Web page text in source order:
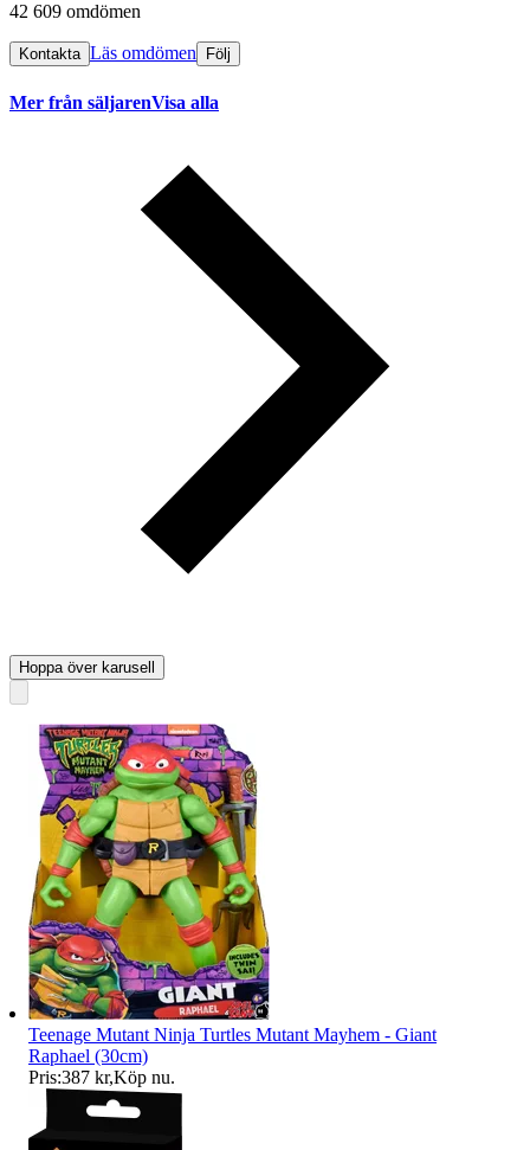
42 609 omdömen
Kontakta Läs omdömen Följ
Mer från säljarenVisa alla
Hoppa över karusell
Teenage Mutant Ninja Turtles Mutant Mayhem - Giant
Raphael (30cm)
Pris:387 kr,Köp nu.